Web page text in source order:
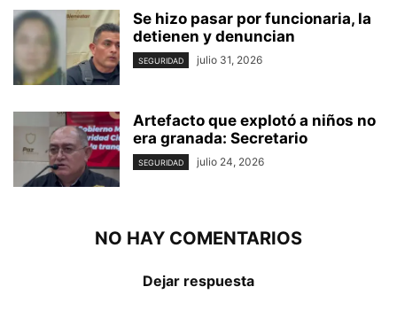
Se hizo pasar por funcionaria, la
detienen y denuncian
SEGURIDAD julio 31, 2026
Artefacto que explotó a niños no
era granada: Secretario
SEGURIDAD julio 24, 2026
NO HAY COMENTARIOS
Dejar respuesta